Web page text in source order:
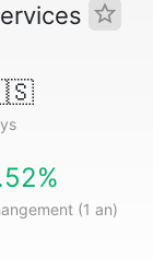
(1 an)